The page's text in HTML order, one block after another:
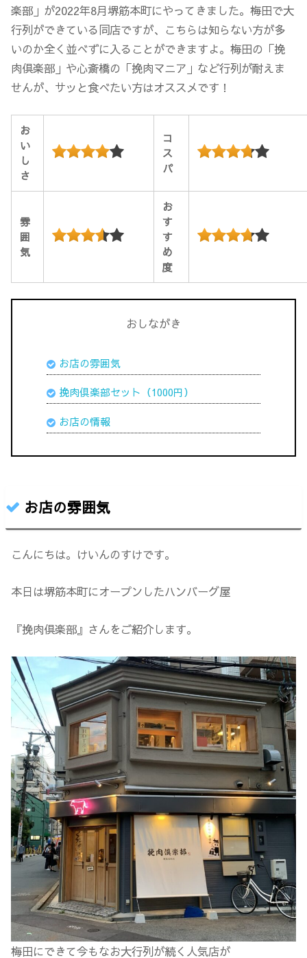
楽部」が2022年8月堺筋本町にやってきました。梅田で大
行列ができている同店ですが、こちらは知らない方が多
いのか全く並べずに入ることができますよ。梅田の「挽
肉倶楽部」や心斎橋の「挽肉マニア」など行列が耐えま
せんが、サッと食べたい方はオススメです！
お
い
し
さ
コ
ス
パ
雰
囲
気
お
す
す
め
度
おしながき
お店の雰囲気
挽肉倶楽部セット（1000円）
お店の情報
お店の雰囲気
こんにちは。けいんのすけです。
本日は堺筋本町にオープンしたハンバーグ屋
『挽肉倶楽部』さんをご紹介します。
梅田にできて今もなお大行列が続く人気店が